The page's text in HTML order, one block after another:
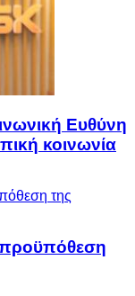
Ευθύνη
κοινωνία